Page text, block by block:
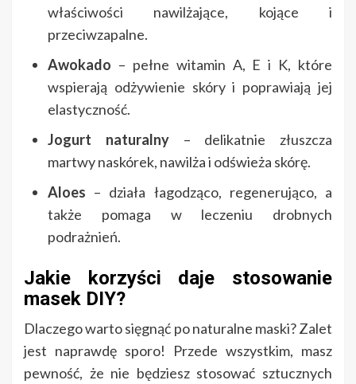
właściwości nawilżające, kojące i
przeciwzapalne.
Awokado – pełne witamin A, E i K, które
wspierają odżywienie skóry i poprawiają jej
elastyczność.
Jogurt naturalny– delikatnie złuszcza
martwy naskórek, nawilża i odświeża skórę.
Aloes – działa łagodząco, regenerująco, a
także pomaga w leczeniu drobnych
podrażnień.
Jakie korzyści daje stosowanie
masek DIY?
Dlaczego warto sięgnąć po naturalne maski? Zalet
jest naprawdę sporo! Przede wszystkim, masz
pewność, że nie będziesz stosować sztucznych